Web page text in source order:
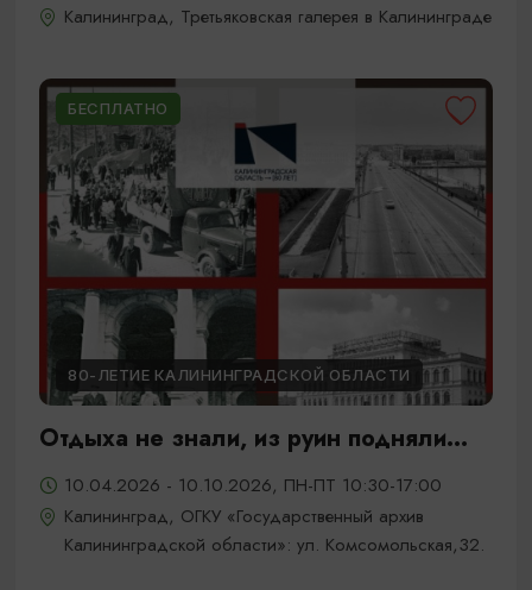
Калининград, Третьяковская галерея в Калининграде
БЕСПЛАТНО
80-ЛЕТИЕ КАЛИНИНГРАДСКОЙ ОБЛАСТИ
Отдыха не знали, из руин подняли...
10.04.2026 - 10.10.2026, ПН-ПТ 10:30-17:00
Калининград, ОГКУ «Государственный архив
Калининградской области»: ул. Комсомольская,32.